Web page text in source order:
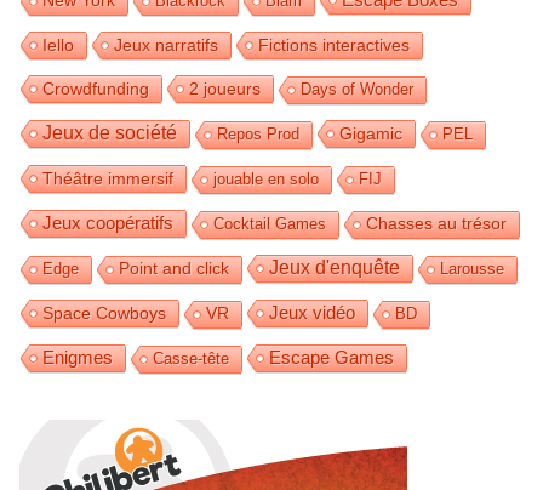
Iello Jeux narratifs Fictions interactives
Crowdfunding 2 joueurs Days of Wonder
Jeux de société Repos Prod Gigamic PEL
Théâtre immersif jouable en solo FIJ
Jeux coopératifs Cocktail Games Chasses au trésor
Edge Point and click Jeux d'enquête Larousse
Space Cowboys VR Jeux vidéo BD
Enigmes Casse-tête Escape Games